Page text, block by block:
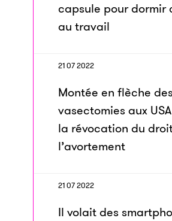
capsule pour dormir
au travail
21 07 2022
Montée en flèche des
vasectomies aux
la révocation du
l’avortement
21 07 2022
Il volait des